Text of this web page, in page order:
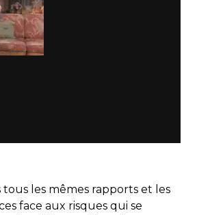
tous les mêmes rapports et les
face aux risques qui se